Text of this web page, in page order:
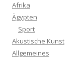
Afrika
Ägypten
Sport
Akustische Kunst
Allgemeines